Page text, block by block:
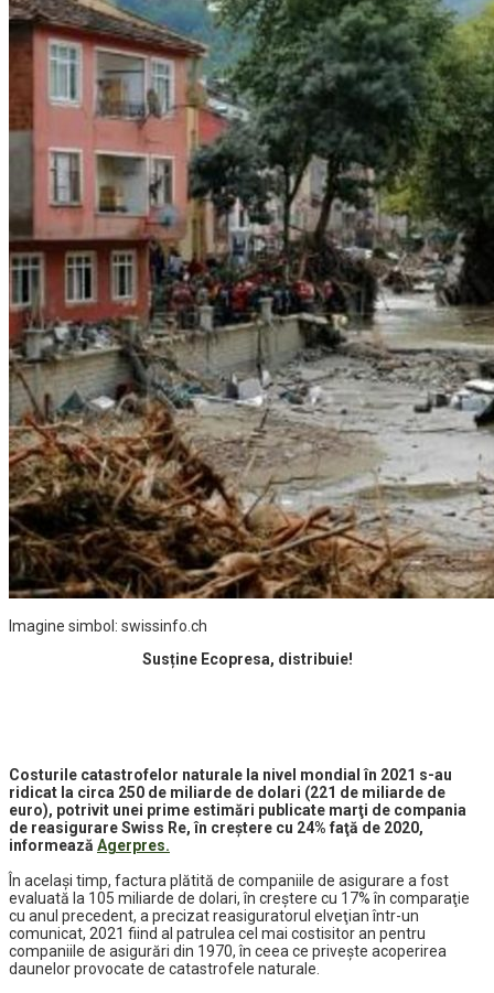
Imagine simbol: swissinfo.ch
Susține Ecopresa, distribuie!
Costurile catastrofelor naturale la nivel mondial în 2021 s-au
ridicat la circa 250 de miliarde de dolari (221 de miliarde de
euro), potrivit unei prime estimări publicate marţi de compania
de reasigurare Swiss Re, în creştere cu 24% faţă de 2020,
informează Agerpres.
În acelaşi timp, factura plătită de companiile de asigurare a fost
evaluată la 105 miliarde de dolari, în creştere cu 17% în comparaţie
cu anul precedent, a precizat reasiguratorul elveţian într-un
comunicat, 2021 fiind al patrulea cel mai costisitor an pentru
companiile de asigurări din 1970, în ceea ce priveşte acoperirea
daunelor provocate de catastrofele naturale.